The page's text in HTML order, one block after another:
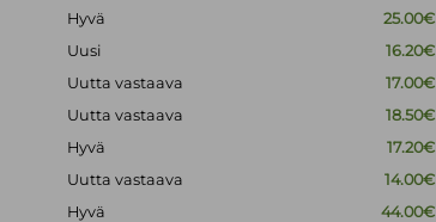
Hyvä
25.00€
Uusi
16.20€
Uutta vastaava
17.00€
Uutta vastaava
18.50€
Hyvä
17.20€
Uutta vastaava
14.00€
Hyvä
44.00€